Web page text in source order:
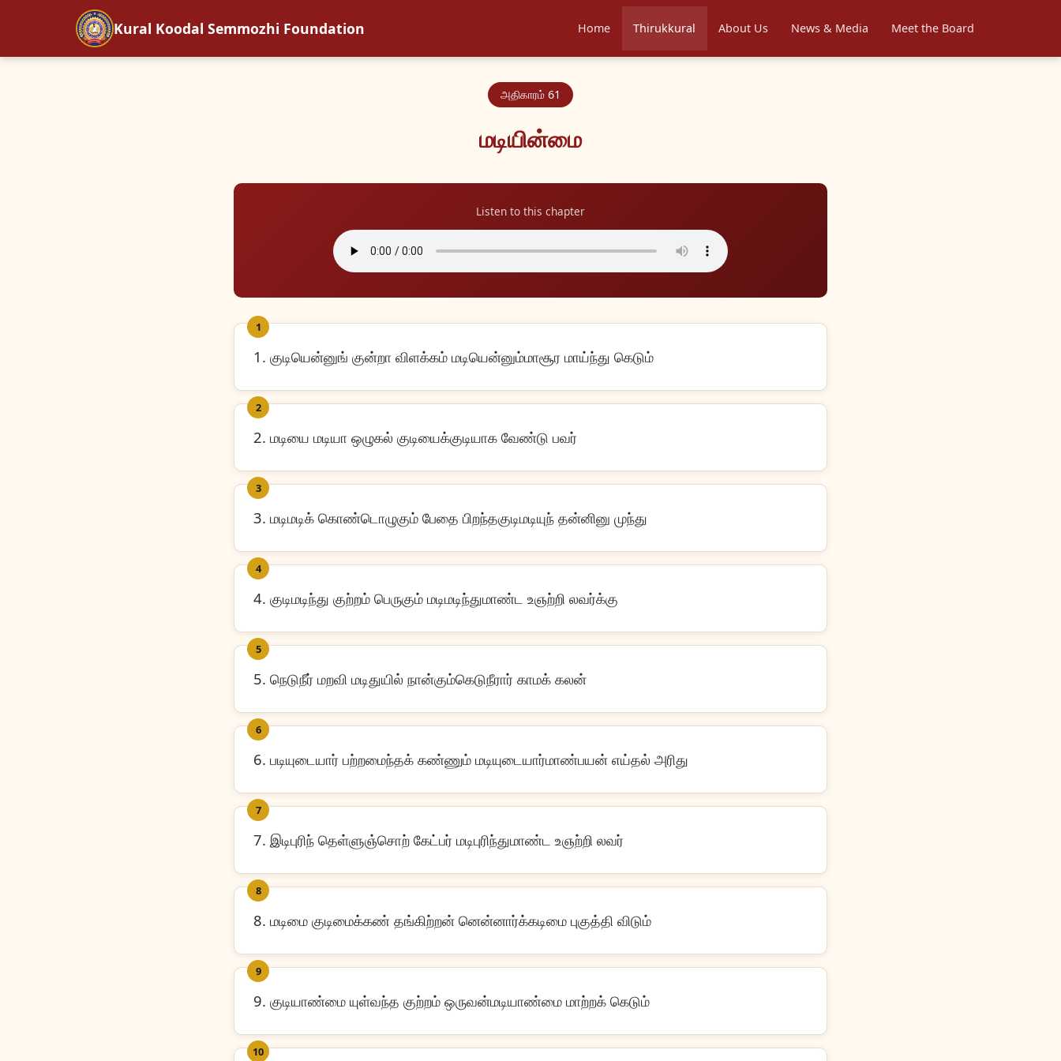
Kural Koodal Semmozhi Foundation Home Thirukkural About Us News & Media Meet the Board
அதிகாரம் 61
மடியின்மை
Listen to this chapter
1
1. குடியென்னுங் குன்றா விளக்கம் மடியென்னும்மாசூர மாய்ந்து கெடும்
2
2. மடியை மடியா ஒழுகல் குடியைக்குடியாக வேண்டு பவர்
3
3. மடிமடிக் கொண்டொழுகும் பேதை பிறந்தகுடிமடியுந் தன்னினு முந்து
4
4. குடிமடிந்து குற்றம் பெருகும் மடிமடிந்துமாண்ட உஞற்றி லவர்க்கு
5
5. நெடுநீர் மறவி மடிதுயில் நான்கும்கெடுநீரார் காமக் கலன்
6
6. படியுடையார் பற்றமைந்தக் கண்ணும் மடியுடையார்மாண்பயன் எய்தல் அரிது
7
7. இடிபுரிந் தெள்ளுஞ்சொற் கேட்பர் மடிபுரிந்துமாண்ட உஞற்றி லவர்
8
8. மடிமை குடிமைக்கண் தங்கிற்றன் னென்னார்க்கடிமை புகுத்தி விடும்
9
9. குடியாண்மை யுள்வந்த குற்றம் ஒருவன்மடியாண்மை மாற்றக் கெடும்
10